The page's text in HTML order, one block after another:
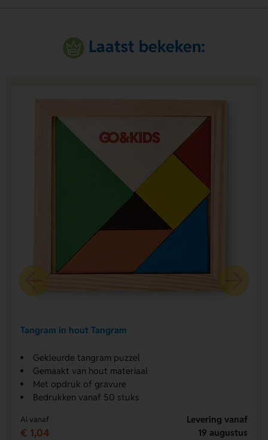
Laatst bekeken:
Tangram in hout Tangram
Gekleurde tangram puzzel
Gemaakt van hout materiaal
Met opdruk of gravure
Bedrukken vanaf 50 stuks
Al vanaf
€ 1,04
Levering vanaf
19 augustus